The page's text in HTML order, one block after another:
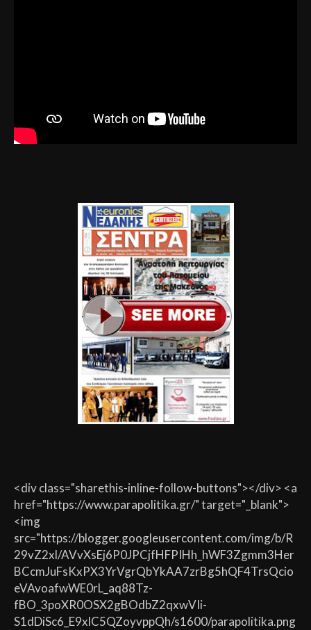
<div class="sharethis-inline-follow-buttons"></div> <a
href="https://www.parapolitika.gr/" target="_blank">
<img
src="https://blogger.googleusercontent.com/img/b/R
29vZ2xl/AVvXsEj6P0JPCjfHFPIHh_hWF3Zgmm3Her
BCcmJuFsKxPX3YrVgrQbYkAA7zrBg5hQF4TrsQcio
eVAvoafwWE0rL_aq88Tz-
fBO_3poXR0OSX2gBOdbZ2qxwVIi-
S1dDiSc6_E9xlC5QZoyvppQh/s1600/parapolitika.png